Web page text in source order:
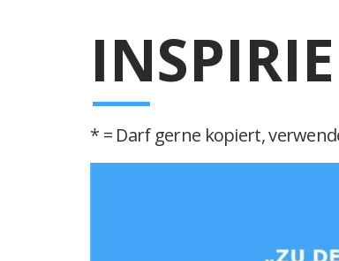
* = Darf gerne kopiert,